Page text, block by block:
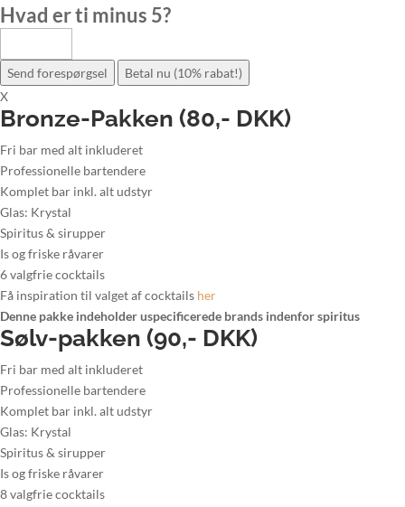
Hvad er ti minus 5?
Send forespørgsel
Betal nu (10% rabat!)
X
Bronze-Pakken (80,- DKK)
Fri bar med alt inkluderet
Professionelle bartendere
Komplet bar inkl. alt udstyr
Glas: Krystal
Spiritus & sirupper
Is og friske råvarer
6 valgfrie cocktails
Få inspiration til valget af cocktails her
Denne pakke indeholder uspecificerede brands indenfor spiritus
Sølv-pakken (90,- DKK)
Fri bar med alt inkluderet
Professionelle bartendere
Komplet bar inkl. alt udstyr
Glas: Krystal
Spiritus & sirupper
Is og friske råvarer
8 valgfrie cocktails